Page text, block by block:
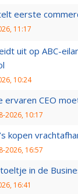
eerste
11:17
uit op ABC-
10:24
ervaren CEO
2026, 10:17
kopen
2026, 16:57
in de
16:41